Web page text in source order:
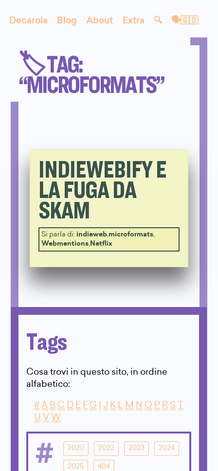
Decarola Blog About Extra 🔍 🗣🇬🇧
🏷️ TAG:
“MICROFORMATS”
INDIEWEBIFY E
LA FUGA DA
SKAM
Si parla di: indieweb,microformats,
Webmentions,Netflix
Tags
Cosa trovi in questo sito, in ordine
alfabetico:
# A B C D E F G J K L M N O P R S
U V W
# 2020 2022 2023 2024
2025 404